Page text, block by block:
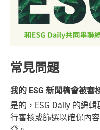
常見問題
我的 ESG 新聞稿會被審
是的，ESG Daily 的編
行審核或篩選以確保內